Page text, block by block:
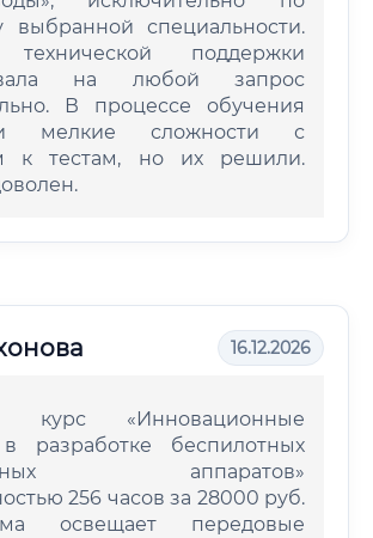
выбранной специальности.
поддержки
на любой запрос
В процессе обучения
мелкие сложности с
к тестам, но их решили.
16.12.2026
курс «Инновационные
разработке беспилотных
аппаратов»
256 часов за 28000 руб.
освещает передовые